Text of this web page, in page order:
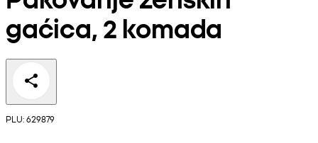
gaćica, 2 komada
PLU: 629879